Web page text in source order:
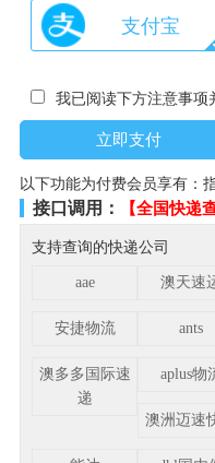
支付宝
我已阅读下方注意事项
以下功能为付费会员享有：
接口调用： 【全国快递
支持查询的快递公司
aae 澳天速
安捷物流 ants
澳多多国际速
递
aplus物
澳洲迈速